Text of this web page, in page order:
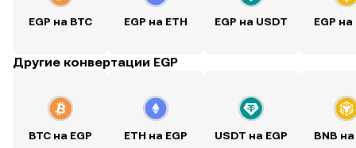
EGP на BTC EGP на ETH EGP на USDT EGP на
Другие конвертации EGP
BTC на EGP ETH на EGP USDT на EGP BNB на